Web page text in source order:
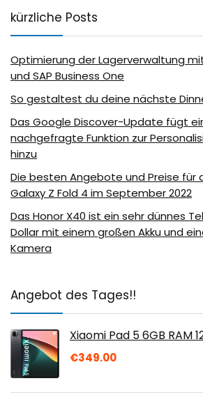
kürzliche Posts
Optimierung der Lagerverwaltung
und SAP Business One
So gestaltest du deine nächste
Das Google Discover-Update fügt
nachgefragte Funktion zur
hinzu
Die besten Angebote und Preise für
Galaxy Z Fold 4 im September 2022
Das Honor X40 ist ein sehr dünnes
Dollar mit einem großen Akku und
Kamera
Angebot des Tages!!
Xiaomi Pad 5 6GB RAM
€349.00